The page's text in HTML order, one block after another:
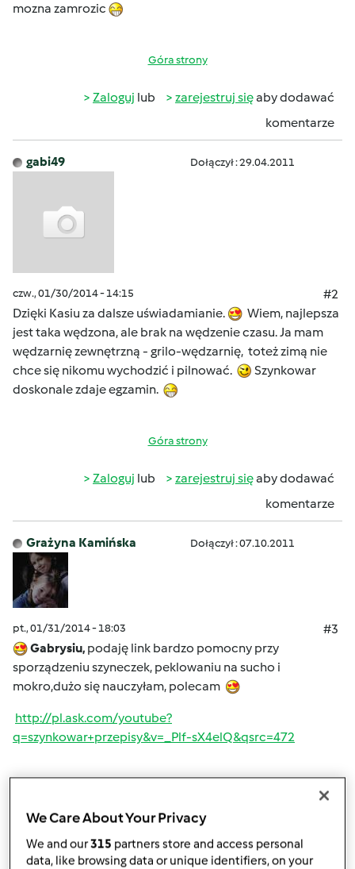
mozna zamrozic
Góra strony
Zaloguj lub zarejestruj sięaby dodawać
komentarze
gabi49 Dołączył : 29.04.2011
czw., 01/30/2014 - 14:15
#2
Dzięki Kasiu za dalsze uświadamianie.
Wiem, najlepsza
jest taka wędzona, ale brak na wędzenie czasu. Ja mam
wędzarnię zewnętrzną - grilo-wędzarnię, toteż zimą nie
chce się nikomu wychodzić i pilnować.
Szynkowar
doskonale zdaje egzamin.
Góra strony
Zaloguj lub zarejestruj sięaby dodawać
komentarze
Grażyna Kamińska Dołączył : 07.10.2011
pt., 01/31/2014 - 18:03
#3
Gabrysiu, podaję link bardzo pomocny przy
sporządzeniu szyneczek, peklowaniu na sucho i
mokro,dużo się nauczyłam, polecam
http://pl.ask.com/youtube?
q=szynkowar+przepisy&v=_Plf-sX4elQ&qsrc=472
Zalogujlub zarejestruj się
komentarze
We Care About Your Privacy
We and our315 partners store and access personal
data, like browsing data or unique identifiers, on your